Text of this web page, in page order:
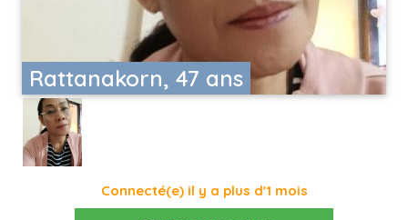
Rattanakorn, 47 ans
Connecté(e) il y a plus d'1 mois